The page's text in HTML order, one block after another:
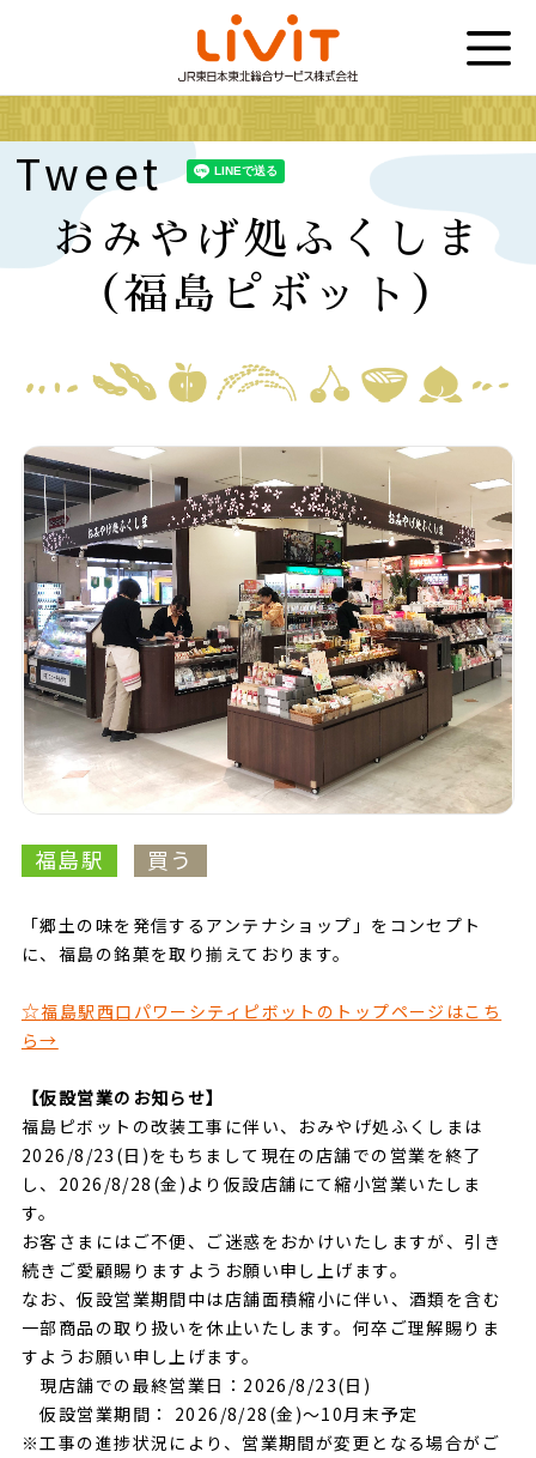
Tweet
おみやげ処ふくしま
（福島ピボット）
福島駅 買う
「郷土の味を発信するアンテナショップ」をコンセプト
に、福島の銘菓を取り揃えております。
☆福島駅西口パワーシティピボットのトップページはこち
ら→
【仮設営業のお知らせ】
福島ピボットの改装工事に伴い、おみやげ処ふくしまは
2026/8/23(日)をもちまして現在の店舗での営業を終了
し、2026/8/28(金)より仮設店舗にて縮小営業いたしま
す。
お客さまにはご不便、ご迷惑をおかけいたしますが、引き
続きご愛顧賜りますようお願い申し上げます。
なお、仮設営業期間中は店舗面積縮小に伴い、酒類を含む
一部商品の取り扱いを休止いたします。何卒ご理解賜りま
すようお願い申し上げます。
現店舗での最終営業日：2026/8/23(日)
仮設営業期間： 2026/8/28(金)～10月末予定
※工事の進捗状況により、営業期間が変更となる場合がご